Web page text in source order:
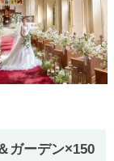
ガーデン×150